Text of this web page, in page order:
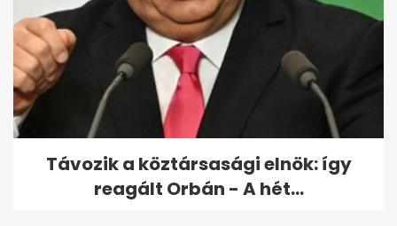
Távozik a köztársasági elnök: így
reagált Orbán - A hét...